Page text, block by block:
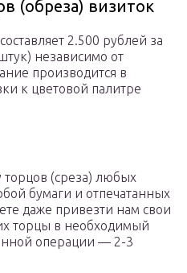
(обреза) визиток
2.500 рублей за
независимо от
производится в
к цветовой палитре
(среза) любых
бумаги и отпечатанных
даже привезти нам свои
торцы в необходимый
операции — 2-3